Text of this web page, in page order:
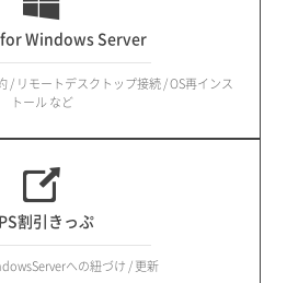
Windows Server
/ リモートデスクトップ接続 / OS再インス
トール など
割引きっぷ
への紐づけ / 更新